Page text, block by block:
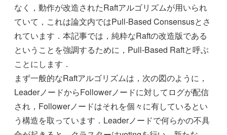
なく，動作が改造されたRaftアルゴリズムが用いられ
ていて，これは論文内ではPull-Based Consensusとさ
れています．本記事では，純粋なRaftの改造版である
ということを強調するために，Pull-Based Raftと呼ぶ
ことにします．
まず一般的なRaftアルゴリズムは，次の図のように，
LeaderノードからFollowerノードに対してログが配信
され，Followerノードはそれを個々に有しているとい
う構造を取っています．Leaderノードで何らかの不具